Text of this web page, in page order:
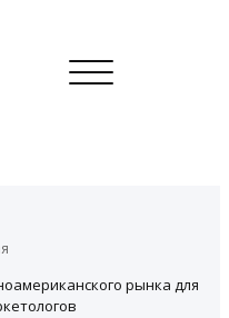
Toggle
navigation
рынка для